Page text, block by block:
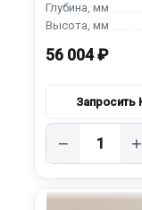
56 004 ₽
− +